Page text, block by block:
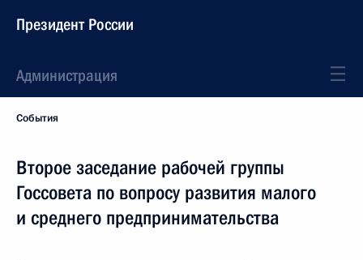
Президент России
Администрация
События
Второе заседание рабочей группы
Госсовета по вопросу развития малого
и среднего предпринимательства